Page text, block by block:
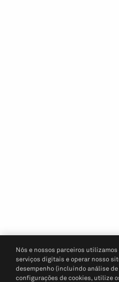
Nós e nossos parceiros
serviços digitais e operar nosso
desempenho (incluindo análise
configurações de cookies, utilize